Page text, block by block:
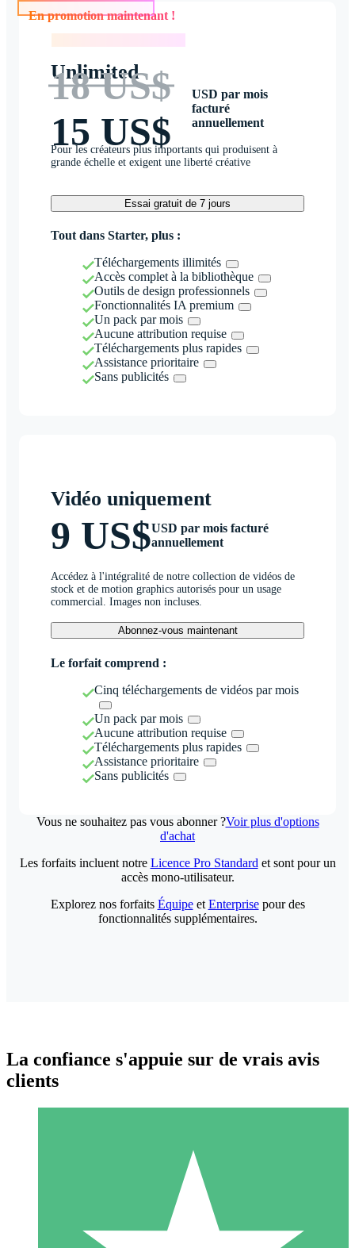
En promotion maintenant !
Unlimited
18 US$
15 US$
USD par mois
facturé
annuellement
Pour les créateurs plus importants qui produisent à
grande échelle et exigent une liberté créative
Essai gratuit de 7 jours
Tout dans Starter, plus :
Téléchargements illimités
Accès complet à la bibliothèque
Outils de design professionnels
Fonctionnalités IA premium
Un pack par mois
Aucune attribution requise
Téléchargements plus rapides
Assistance prioritaire
Sans publicités
Vidéo uniquement
9 US$USD par mois facturé
annuellement
Accédez à l'intégralité de notre collection de vidéos de
stock et de motion graphics autorisés pour un usage
commercial. Images non incluses.
Abonnez-vous maintenant
Le forfait comprend :
Cinq téléchargements de vidéos par mois
Un pack par mois
Aucune attribution requise
Téléchargements plus rapides
Assistance prioritaire
Sans publicités
Vous ne souhaitez pas vous abonner ?Voir plus d'options
d'achat
Packs de Crédits Individuels
Payez à l'utilisation avec des crédits de téléchargement. Sans
Les forfaits incluent notre Licence Pro Standard et sont pour un
accès mono-utilisateur.
Explorez nos forfaits Équipeet Enterprisepour des
fonctionnalités supplémentaires.
La confiance s'appuie sur de vrais avis
clients